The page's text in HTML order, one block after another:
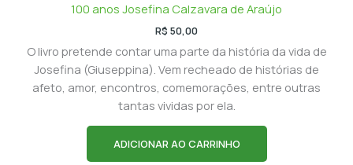
100 anos Josefina Calzavara de Araújo
R$ 50,00
O livro pretende contar uma parte da história da vida de
Josefina (Giuseppina). Vem recheado de histórias de
afeto, amor, encontros, comemorações, entre outras
tantas vividas por ela.
ADICIONAR AO CARRINHO